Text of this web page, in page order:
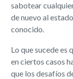
sabotear
de nuevo al
conocido.
Lo que sucede es
en ciertos casos
que los desafíos